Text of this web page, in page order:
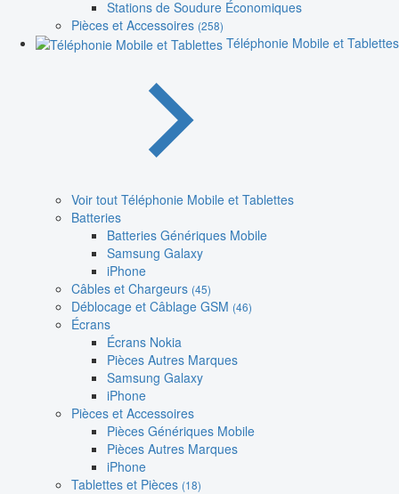
Stations de Soudure Économiques
Pièces et Accessoires (258)
Téléphonie Mobile et Tablettes
Voir tout Téléphonie Mobile et Tablettes
Batteries
Batteries Génériques Mobile
Samsung Galaxy
iPhone
Câbles et Chargeurs (45)
Déblocage et Câblage GSM (46)
Écrans
Écrans Nokia
Pièces Autres Marques
Samsung Galaxy
iPhone
Pièces et Accessoires
Pièces Génériques Mobile
Pièces Autres Marques
iPhone
Tablettes et Pièces (18)